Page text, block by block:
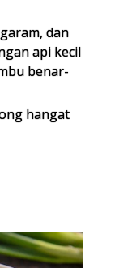
dan
api kecil
benar-
hangat